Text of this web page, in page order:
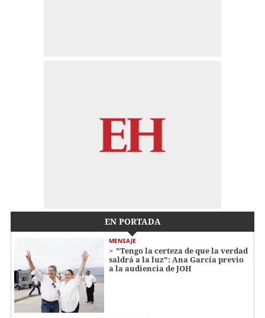
EN PORTADA
MENSAJE
"Tengo la certeza de que la verdad
saldrá a la luz": Ana García previo
a la audiencia de JOH